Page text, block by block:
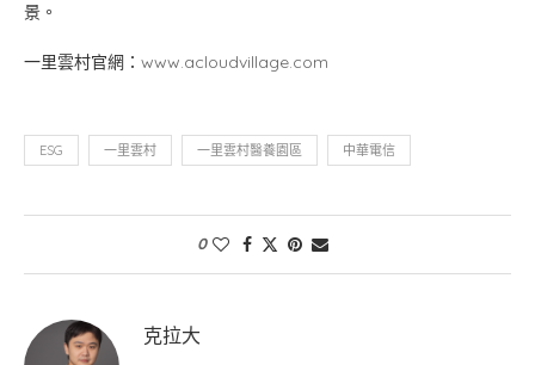
景。
一里雲村官網： www.acloudvillage.com
ESG 一里雲村 一里雲村醫養園區 中華電信
0
克拉大